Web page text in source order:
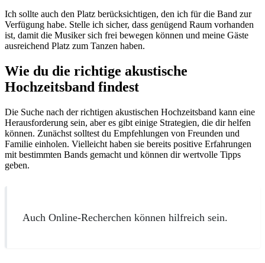
Ich sollte auch den Platz berücksichtigen, den ich für die Band zur
Verfügung habe. Stelle ich sicher, dass genügend Raum vorhanden
ist, damit die Musiker sich frei bewegen können und meine Gäste
ausreichend Platz zum Tanzen haben.
Wie du die richtige akustische
Hochzeitsband findest
Die Suche nach der richtigen akustischen Hochzeitsband kann eine
Herausforderung sein, aber es gibt einige Strategien, die dir helfen
können. Zunächst solltest du Empfehlungen von Freunden und
Familie einholen. Vielleicht haben sie bereits positive Erfahrungen
mit bestimmten Bands gemacht und können dir wertvolle Tipps
geben.
Auch Online-Recherchen können hilfreich sein.